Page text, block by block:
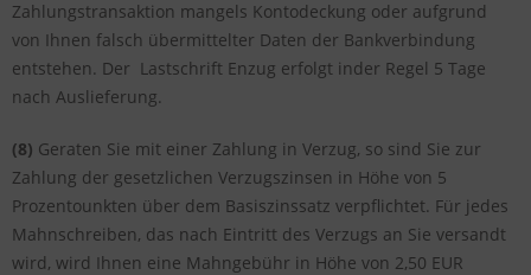
Zahlungstransaktion mangels Kontodeckung oder aufgrund
von Ihnen falsch übermittelter Daten der Bankverbindung
entstehen. Der Lastschrift Enzug erfolgt inder Regel 5 Tage
nach Auslieferung.
(8) Geraten Sie mit einer Zahlung in Verzug, so sind Sie zur
Zahlung der gesetzlichen Verzugszinsen in Höhe von 5
Prozentounkten über dem Basiszinssatz verpflichtet. Für jedes
Mahnschreiben, das nach Eintritt des Verzugs an Sie versandt
wird, wird Ihnen eine Mahngebühr in Höhe von 2,50 EUR